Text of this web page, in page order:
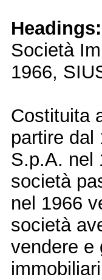
Headings:
Società
1966,
Costituita
partire dal
S.p.A. nel
società
nel 1966
società
vendere e